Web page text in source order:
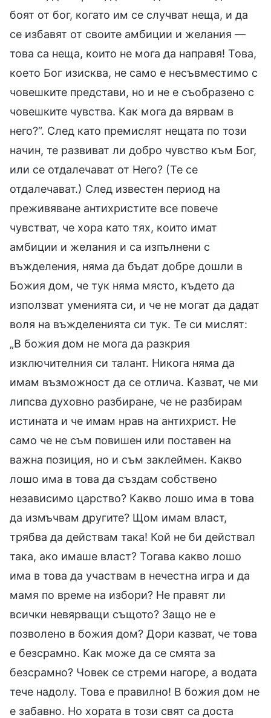
боят от бог, когато им се случват неща, и да
се избавят от своите амбиции и желания —
това са неща, които не мога да направя! Това,
което Бог изисква, не само е несъвместимо с
човешките представи, но и не е съобразено с
човешките чувства. Как мога да вярвам в
него?“. След като премислят нещата по този
начин, те развиват ли добро чувство към Бог,
или се отдалечават от Него? (Те се
отдалечават.) След известен период на
преживяване антихристите все повече
чувстват, че хора като тях, които имат
амбиции и желания и са изпълнени с
въжделения, няма да бъдат добре дошли в
Божия дом, че тук няма място, където да
използват уменията си, и че не могат да дадат
воля на въжделенията си тук. Те си мислят:
„В божия дом не мога да разкрия
изключителния си талант. Никога няма да
имам възможност да се отлича. Казват, че ми
липсва духовно разбиране, че не разбирам
истината и че имам нрав на антихрист. Не
само че не съм повишен или поставен на
важна позиция, но и съм заклеймен. Какво
лошо има в това да създам собствено
независимо царство? Какво лошо има в това
да измъчвам другите? Щом имам власт,
трябва да действам така! Кой не би действал
така, ако имаше власт? Тогава какво лошо
има в това да участвам в нечестна игра и да
мамя по време на избори? Не правят ли
всички невярващи същото? Защо не е
позволено в божия дом? Дори казват, че това
е безсрамно. Как може да се смята за
безсрамно? Човек се стреми нагоре, а водата
тече надолу. Това е правилно! В божия дом не
е забавно. Но хората в този свят са доста